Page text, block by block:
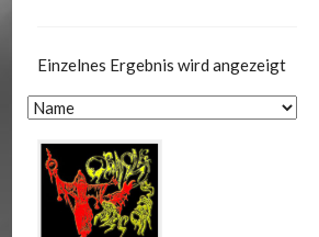
Einzelnes Ergebnis wird angezeigt